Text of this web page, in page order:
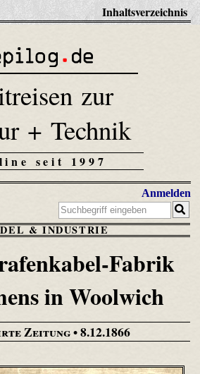
Inhaltsverzeichnis
zur
+ Technik
seit 1997
Anmelden
& INDUSTRIE
Fabrik
in Woolwich
Zeitung• 8.12.1866